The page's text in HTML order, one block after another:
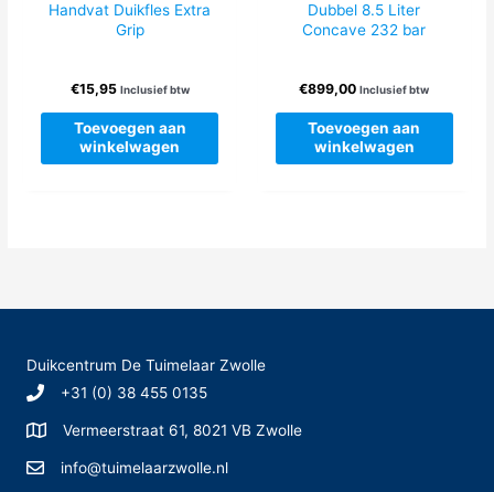
Handvat Duikfles Extra
Grip
€15,95 Inclusief btw
Toevoegen aan
winkelwagen
Dubbel 8.5 Liter
Concave 232 bar
€899,00 Inclusief btw
Toevoegen aan
winkelwagen
Duikcentrum De Tuimelaar Zwolle
+31 (0) 38 455 0135
Vermeerstraat 61, 8021 VB Zwolle
info@tuimelaarzwolle.nl